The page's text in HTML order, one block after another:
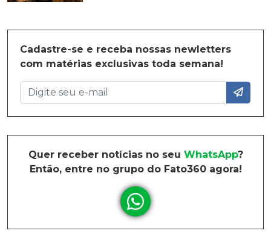
Cadastre-se e receba nossas newletters
com matérias exclusivas toda semana!
Quer receber notícias no seu WhatsApp?
Então, entre no grupo do Fato360 agora!